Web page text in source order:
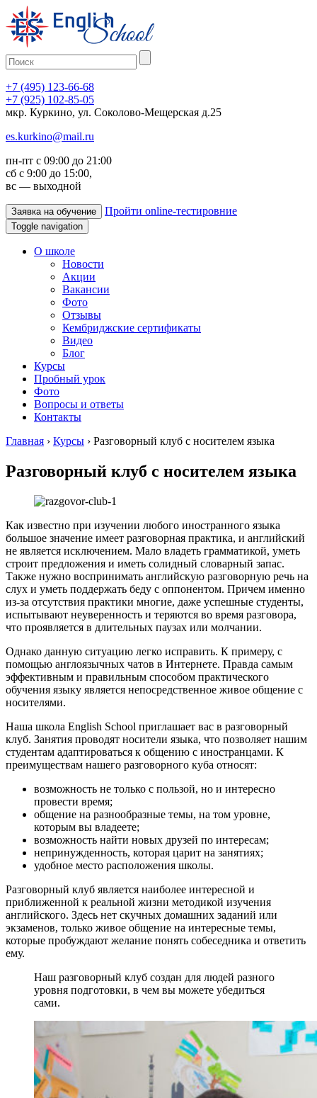
+7 (495) 123-66-68
+7 (925) 102-85-05
мкр. Куркино, ул. Соколово-Мещерская д.25
es.kurkino@mail.ru
пн-пт с 09:00 до 21:00
сб с 9:00 до 15:00,
вс — выходной
Заявка на обучение Пройти online-тестировние
Toggle navigation
О школе
Новости
Акции
Вакансии
Фото
Отзывы
Кембриджские сертификаты
Видео
Блог
Курсы
Пробный урок
Фото
Вопросы и ответы
Контакты
Главная › Курсы › Разговорный клуб с носителем языка
Разговорный клуб с носителем языка
Как известно при изучении любого иностранного языка
большое значение имеет разговорная практика, и английский
не является исключением. Мало владеть грамматикой, уметь
строит предложения и иметь солидный словарный запас.
Также нужно воспринимать английскую разговорную речь на
слух и уметь поддержать беду с оппонентом. Причем именно
из-за отсутствия практики многие, даже успешные студенты,
испытывают неуверенность и теряются во время разговора,
что проявляется в длительных паузах или молчании.
Однако данную ситуацию легко исправить. К примеру, с
помощью англоязычных чатов в Интернете. Правда самым
эффективным и правильным способом практического
обучения языку является непосредственное живое общение с
носителями.
Наша школа English School приглашает вас в разговорный
клуб. Занятия проводят носители языка, что позволяет нашим
студентам адаптироваться к общению с иностранцами. К
преимуществам нашего разговорного куба относят:
возможность не только с пользой, но и интересно
провести время;
общение на разнообразные темы, на том уровне,
которым вы владеете;
возможность найти новых друзей по интересам;
непринужденность, которая царит на занятиях;
удобное место расположения школы.
Разговорный клуб является наиболее интересной и
приближенной к реальной жизни методикой изучения
английского. Здесь нет скучных домашних заданий или
экзаменов, только живое общение на интересные темы,
которые пробуждают желание понять собеседника и ответить
ему.
Наш разговорный клуб создан для людей разного
уровня подготовки, в чем вы можете убедиться
сами.